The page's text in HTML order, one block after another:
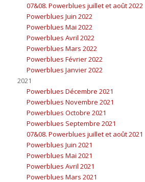
07&08. Powerblues juillet et août 2022
Powerblues Juin 2022
Powerblues Mai 2022
Powerblues Avril 2022
Powerblues Mars 2022
Powerblues Février 2022
Powerblues Janvier 2022
2021
Powerblues Décembre 2021
Powerblues Novembre 2021
Powerblues Octobre 2021
Powerblues Septembre 2021
07&08. Powerblues juillet et août 2021
Powerblues Juin 2021
Powerblues Mai 2021
Powerblues Avril 2021
Powerblues Mars 2021